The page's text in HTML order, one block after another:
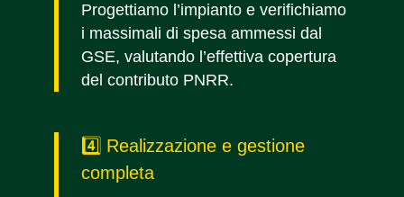
Progettiamo l’impianto e verifichiamo
i massimali di spesa ammessi dal
GSE, valutando l’effettiva copertura
del contributo PNRR.
4️⃣ Realizzazione e gestione
completa